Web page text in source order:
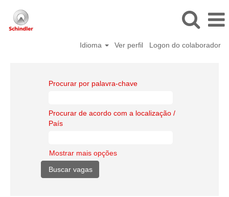
Idioma Ver perfil Logon do colaborador
Procurar por palavra-chave
Procurar de acordo com a localização /
País
Mostrar mais opções